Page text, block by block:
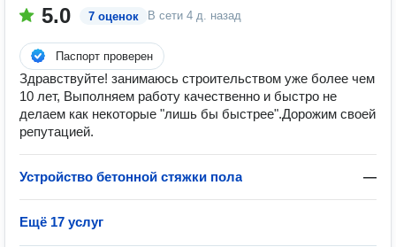
5.0 7 оценок В сети 4 д. назад
Паспорт проверен
Здравствуйте! занимаюсь строительством уже более чем
10 лет, Выполняем работу качественно и быстро не
делаем как некоторые "лишь бы быстрее".Дорожим своей
репутацией.
Устройство бетонной стяжки пола —
Ещё 17 услуг